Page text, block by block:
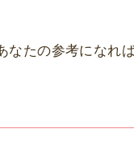
なたの参考になれ